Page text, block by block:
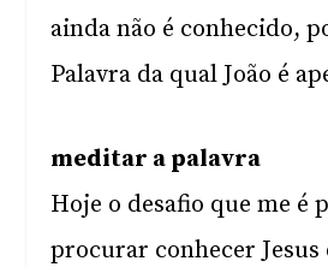
ainda não é conhecido,
Palavra da qual João é
meditar a palavra
Hoje o desafio que me é
procurar conhecer